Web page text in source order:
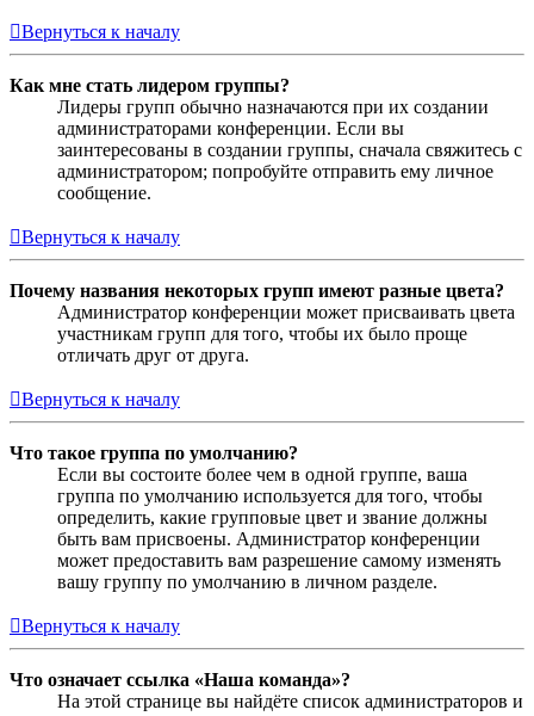
Вернуться к началу
Как мне стать лидером группы?
Лидеры групп обычно назначаются при их создании
администраторами конференции. Если вы
заинтересованы в создании группы, сначала свяжитесь с
администратором; попробуйте отправить ему личное
сообщение.
Вернуться к началу
Почему названия некоторых групп имеют разные цвета?
Администратор конференции может присваивать цвета
участникам групп для того, чтобы их было проще
отличать друг от друга.
Вернуться к началу
Что такое группа по умолчанию?
Если вы состоите более чем в одной группе, ваша
группа по умолчанию используется для того, чтобы
определить, какие групповые цвет и звание должны
быть вам присвоены. Администратор конференции
может предоставить вам разрешение самому изменять
вашу группу по умолчанию в личном разделе.
Вернуться к началу
Что означает ссылка «Наша команда»?
На этой странице вы найдёте список администраторов и